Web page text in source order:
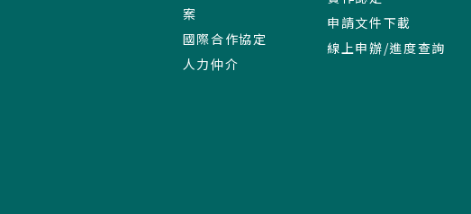
案
國際合作協定
人力仲介
申請文件下載
線上申辦/進度查詢